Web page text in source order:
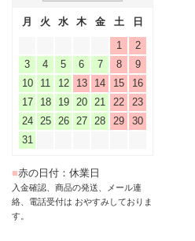
月 火 水 木 金 土
日
1
2
3
4 5 6 7 8
9
10
11 12 13 14 15
16
17
18 19 20 21 22
23
24
25 26 27 28 29
30
31
■赤の日付：休業日
入金確認、商品の発送、メール連
絡、電話受付は おやすみしておりま
す。